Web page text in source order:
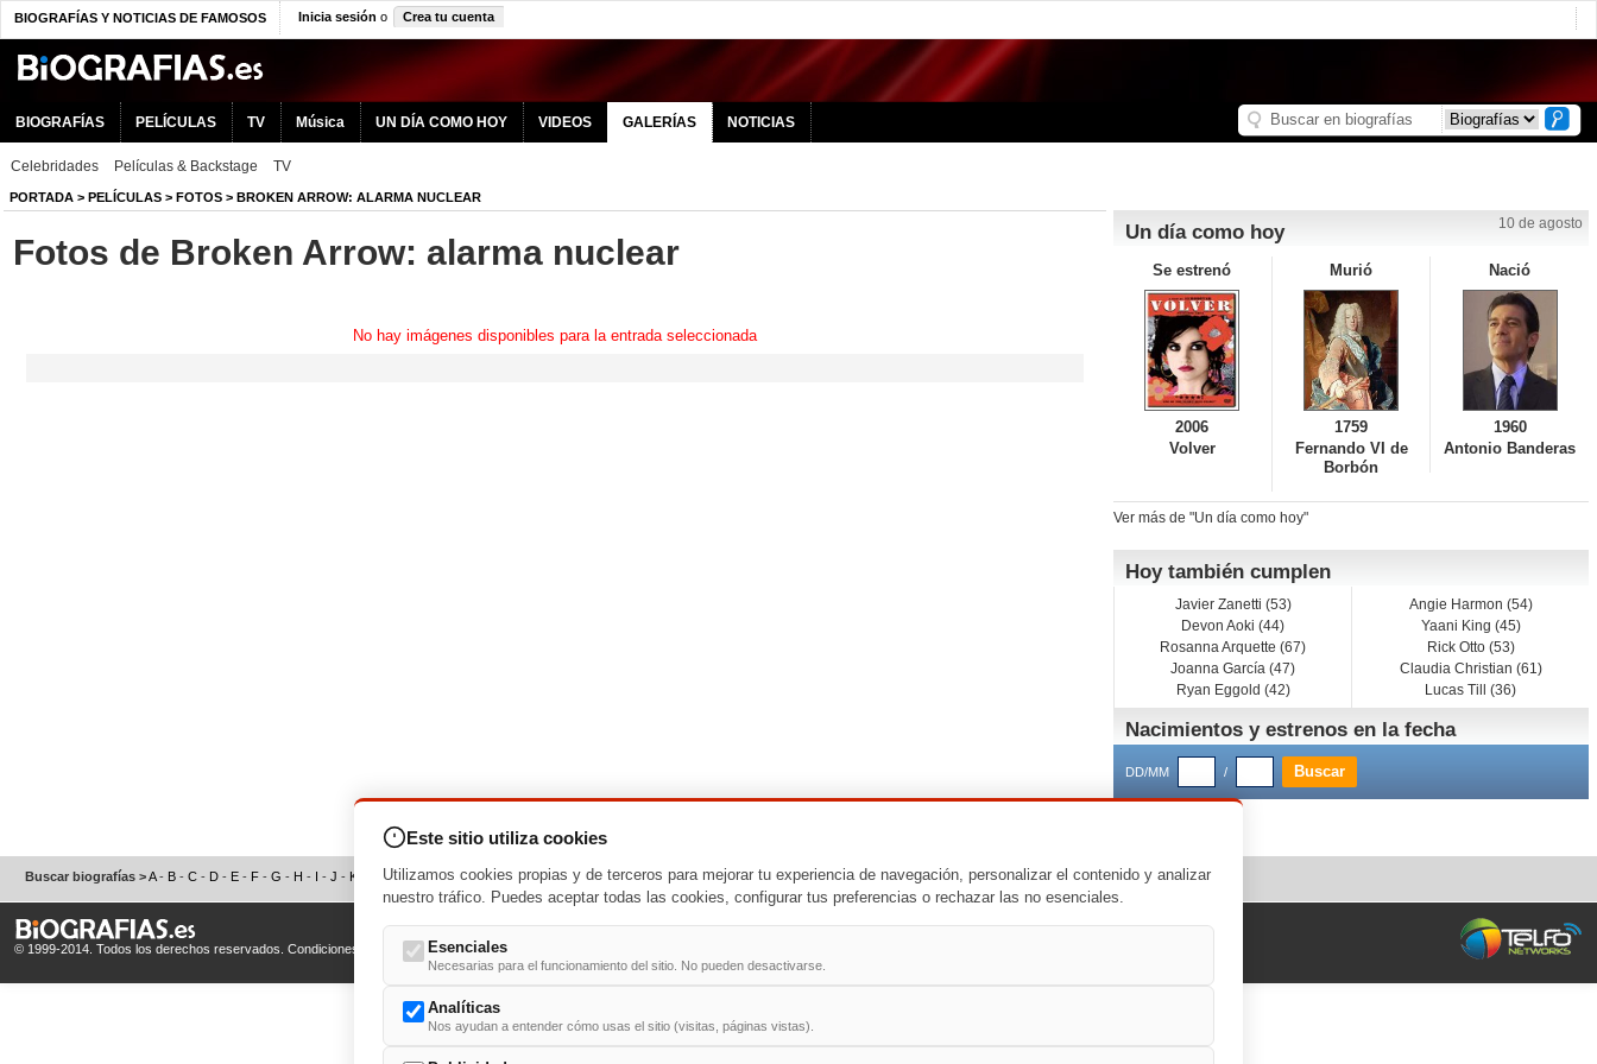
BIOGRAFÍAS Y NOTICIAS DE FAMOSOS Inicia sesión o Crea tu cuenta
BIOGRAFÍAS PELÍCULAS TV Música UN DÍA COMO HOY VIDEOS GALERÍAS NOTICIAS
Celebridades Películas & Backstage TV
PORTADA > PELÍCULAS > FOTOS > BROKEN ARROW: ALARMA NUCLEAR
Fotos de Broken Arrow: alarma nuclear
No hay imágenes disponibles para la entrada seleccionada
Un día como hoy 10 de agosto
Se estrenó
2006
Volver
Murió
1759
Fernando VI de
Borbón
Nació
1960
Antonio Banderas
Ver más de "Un día como hoy"
Hoy también cumplen
Javier Zanetti (53)
Devon Aoki (44)
Rosanna Arquette (67)
Joanna García (47)
Ryan Eggold (42)
Angie Harmon (54)
Yaani King (45)
Rick Otto (53)
Claudia Christian (61)
Lucas Till (36)
Nacimientos y estrenos en la fecha
DD/MM /
Buscar biografías >A- B - C - D - E - F - G - H - I - J - K -M-N-O- P-Q-R-S-T-U - V-W-X-Y- Z
© 1999-2014. Todos los derechos reservados. Condiciones de uso yPolítica de Privacidad
Este sitio utiliza cookies
Utilizamos cookies propias y de terceros para mejorar tu experiencia de navegación, personalizar el contenido y analizar
nuestro tráfico. Puedes aceptar todas las cookies, configurar tus preferencias o rechazar las no esenciales.
Esenciales
Necesarias para el funcionamiento del sitio. No pueden desactivarse.
Analíticas
Nos ayudan a entender cómo usas el sitio (visitas, páginas vistas).